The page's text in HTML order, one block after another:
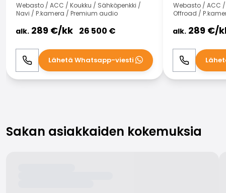
Webasto / ACC / Koukku / Sähköpenkki /
Navi / P.kamera / Premium audio
alk. 289 €/kk 26 500 €
Soita WhatsApp
Lähetä Whatsapp-viesti
Webasto / ACC
Offroad /
alk. 289 €/
Soita
Sakan asiakkaiden kokemuksia